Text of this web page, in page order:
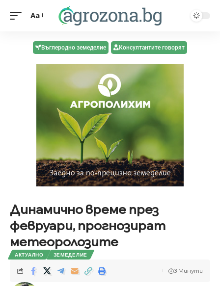
Aa
Въглеродно земеделие Консултантите говорят
Динамично време през
февруари, прогнозират
метеоролозите
АКТУАЛНО ЗЕМЕДЕЛИЕ
3 Минути